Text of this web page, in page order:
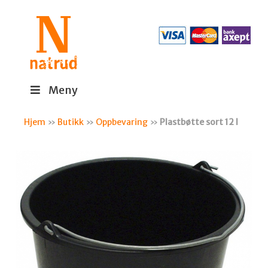
Meny
Hjem » Butikk » Oppbevaring » Plastbøtte sort 12 l